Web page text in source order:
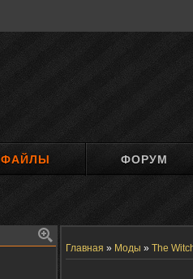
ФАЙЛЫ ФОРУМ
Главная » Моды » The